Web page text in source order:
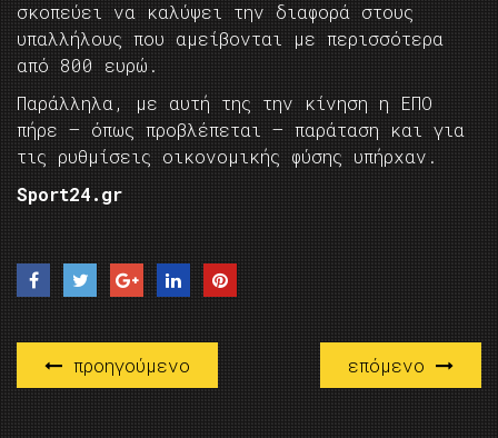
σκοπεύει να καλύψει την διαφορά στους
υπαλλήλους που αμείβονται με περισσότερα
από 800 ευρώ.
Παράλληλα, με αυτή της την κίνηση η ΕΠΟ
πήρε – όπως προβλέπεται – παράταση και για
τις ρυθμίσεις οικονομικής φύσης υπήρχαν.
Sport24.gr
προηγούμενο επόμενο